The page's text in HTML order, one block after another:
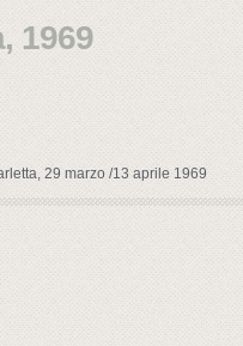
1969
29 marzo /13 aprile 1969